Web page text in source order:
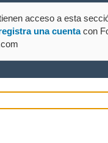
acceso a esta
una cuentacon